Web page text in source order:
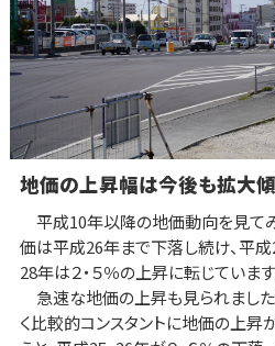
地価の上昇幅は今後も拡大
平成10年以降の地価動向を見て
価は平成26年まで下落し続け、平成
28年は２・５％の上昇に転じています
急速な地価の上昇も見られました
く比較的コンスタントに地価の上昇